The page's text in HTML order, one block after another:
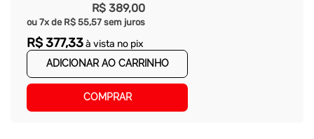
R$ 389,00
ou 7x de R$ 55,57 sem juros
R$377,33à vista no pix
ADICIONAR AO CARRINHO
COMPRAR